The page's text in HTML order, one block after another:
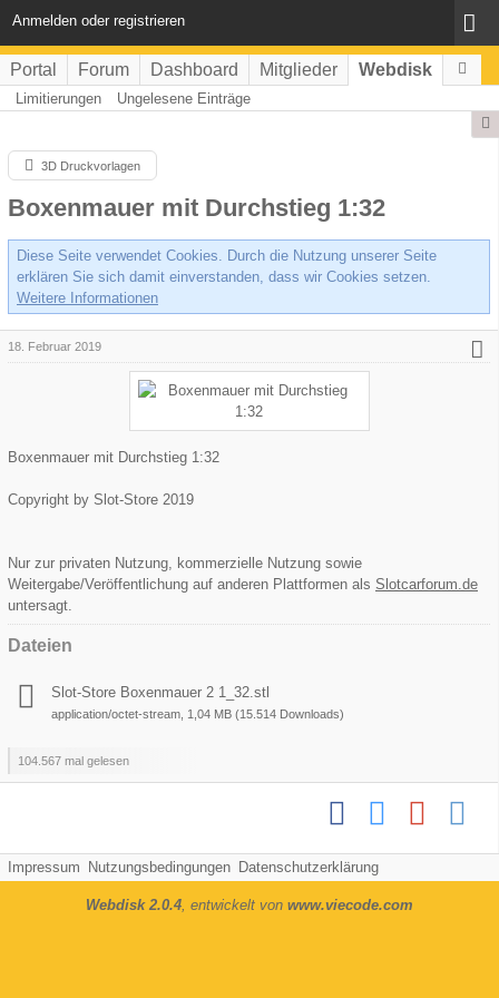
Anmelden oder registrieren
Portal Forum Dashboard Mitglieder Webdisk
Limitierungen Ungelesene Einträge
3D Druckvorlagen
Boxenmauer mit Durchstieg 1:32
Diese Seite verwendet Cookies. Durch die Nutzung unserer Seite
erklären Sie sich damit einverstanden, dass wir Cookies setzen.
Weitere Informationen
18. Februar 2019
Boxenmauer mit Durchstieg 1:32
Copyright by Slot-Store 2019
Nur zur privaten Nutzung, kommerzielle Nutzung sowie
Weitergabe/Veröffentlichung auf anderen Plattformen als Slotcarforum.de
untersagt.
Dateien
Slot-Store Boxenmauer 2 1_32.stl
application/octet-stream, 1,04 MB (15.514 Downloads)
104.567 mal gelesen
Impressum Nutzungsbedingungen Datenschutzerklärung
Webdisk 2.0.4, entwickelt von www.viecode.com